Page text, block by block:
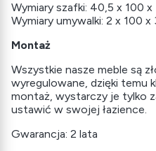
Wymiary szafki: 40,5 x 100 x
Wymiary umywalki: 2 x 100 x
Montaż
Wszystkie nasze meble są
wyregulowane, dzięki temu
montaż, wystarczy je tylko
ustawić w swojej łazience.
Gwarancja: 2 lata